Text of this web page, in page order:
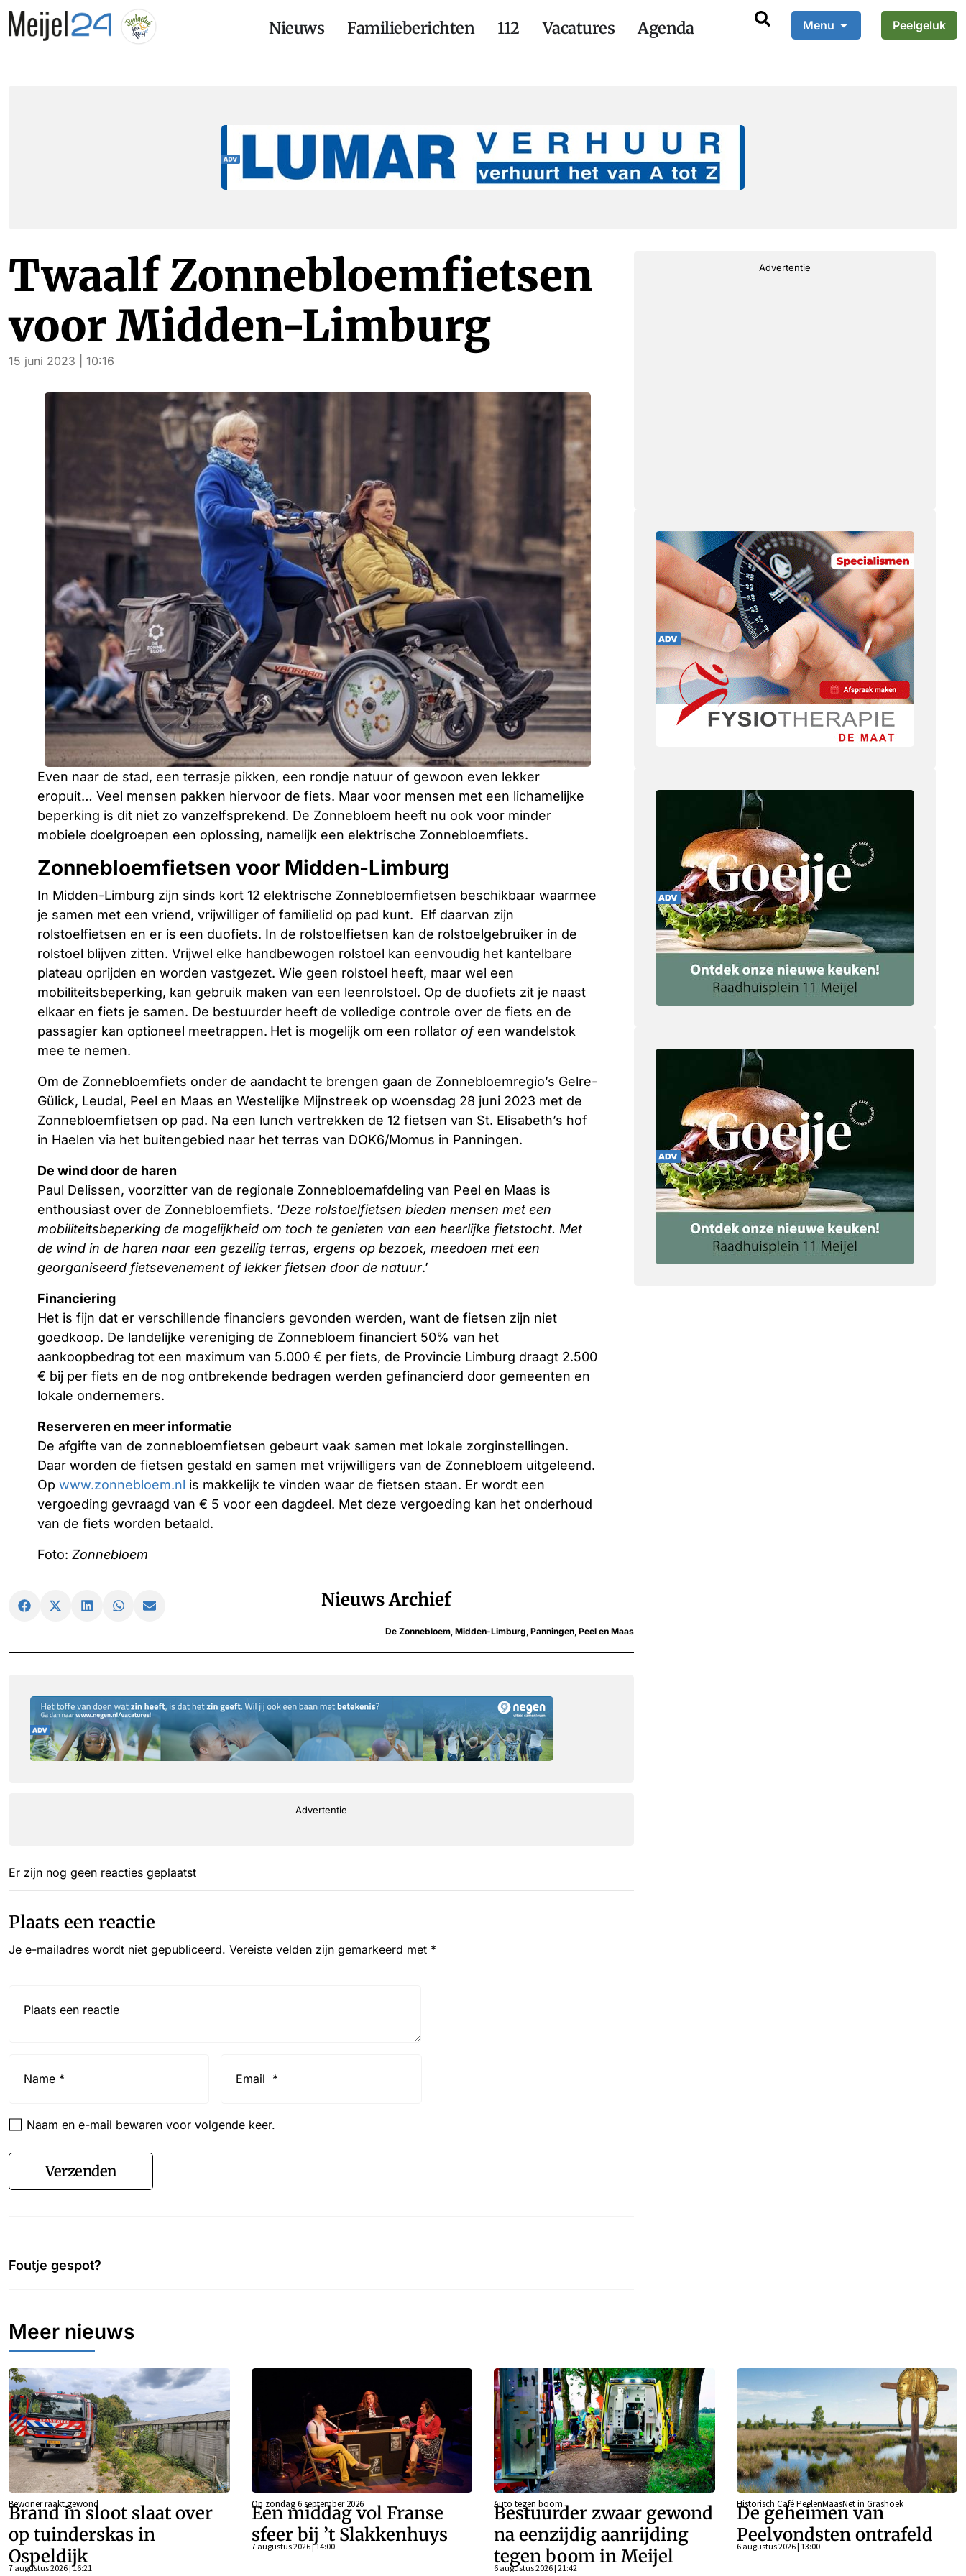
Nieuws Familieberichten 112 Vacatures Agenda Menu Peelgeluk
Twaalf Zonnebloemfietsen
voor Midden-Limburg
15 juni 2023 | 10:16
Even naar de stad, een terrasje pikken, een rondje natuur of gewoon even lekker
eropuit… Veel mensen pakken hiervoor de fiets. Maar voor mensen met een lichamelijke
beperking is dit niet zo vanzelfsprekend. De Zonnebloem heeft nu ook voor minder
mobiele doelgroepen een oplossing, namelijk een elektrische Zonnebloemfiets.
Zonnebloemfietsen voor Midden-Limburg
In Midden-Limburg zijn sinds kort 12 elektrische Zonnebloemfietsen beschikbaar waarmee
je samen met een vriend, vrijwilliger of familielid op pad kunt. Elf daarvan zijn
rolstoelfietsen en er is een duofiets. In de rolstoelfietsen kan de rolstoelgebruiker in de
rolstoel blijven zitten. Vrijwel elke handbewogen rolstoel kan eenvoudig het kantelbare
plateau oprijden en worden vastgezet. Wie geen rolstoel heeft, maar wel een
mobiliteitsbeperking, kan gebruik maken van een leenrolstoel. Op de duofiets zit je naast
elkaar en fiets je samen. De bestuurder heeft de volledige controle over de fiets en de
passagier kan optioneel meetrappen. Het is mogelijk om een rollator ofeen wandelstok
mee te nemen.
Om de Zonnebloemfiets onder de aandacht te brengen gaan de Zonnebloemregio’s Gelre-
Gülick, Leudal, Peel en Maas en Westelijke Mijnstreek op woensdag 28 juni 2023 met de
Zonnebloemfietsen op pad. Na een lunch vertrekken de 12 fietsen van St. Elisabeth’s hof
in Haelen via het buitengebied naar het terras van DOK6/Momus in Panningen.
De wind door de haren
Paul Delissen, voorzitter van de regionale Zonnebloemafdeling van Peel en Maas is
enthousiast over de Zonnebloemfiets. ‘Deze rolstoelfietsen bieden mensen met een
mobiliteitsbeperking de mogelijkheid om toch te genieten van een heerlijke fietstocht. Met
de wind in de haren naar een gezellig terras, ergens op bezoek, meedoen met een
georganiseerd fietsevenement of lekker fietsen door de natuur.’
Financiering
Het is fijn dat er verschillende financiers gevonden werden, want de fietsen zijn niet
goedkoop. De landelijke vereniging de Zonnebloem financiert 50% van het
aankoopbedrag tot een maximum van 5.000 € per fiets, de Provincie Limburg draagt 2.500
€ bij per fiets en de nog ontbrekende bedragen werden gefinancierd door gemeenten en
lokale ondernemers.
Reserveren en meer informatie
De afgifte van de zonnebloemfietsen gebeurt vaak samen met lokale zorginstellingen.
Daar worden de fietsen gestald en samen met vrijwilligers van de Zonnebloem uitgeleend.
Op www.zonnebloem.nl is makkelijk te vinden waar de fietsen staan. Er wordt een
vergoeding gevraagd van € 5 voor een dagdeel. Met deze vergoeding kan het onderhoud
van de fiets worden betaald.
Foto: Zonnebloem
Nieuws Archief
De Zonnebloem Midden-Limburg Panningen Peel en Maas
Advertentie
Er zijn nog geen reacties geplaatst
Plaats een reactie
Je e-mailadres wordt niet gepubliceerd. Vereiste velden zijn gemarkeerd met *
Naam en e-mail bewaren voor volgende keer.
Verzenden
Advertentie
Foutje gespot?
Meer nieuws
Bewoner raakt gewond
Brand in sloot slaat over
op tuinderskas in
Ospeldijk
7 augustus 2026 | 16:21
Op zondag 6 september 2026
Een middag vol Franse
sfeer bij ’t Slakkenhuys
7 augustus 2026 | 14:00
Auto tegen boom
Bestuurder zwaar gewond
na eenzijdig aanrijding
tegen boom in Meijel
6 augustus 2026 | 21:42
Historisch Café PeelenMaasNet in Grashoek
De geheimen van
Peelvondsten ontrafeld
6 augustus 2026 | 13:00